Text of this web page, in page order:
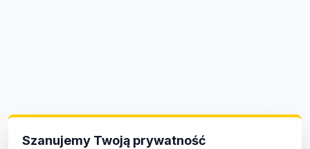
Szanujemy Twoją prywatność